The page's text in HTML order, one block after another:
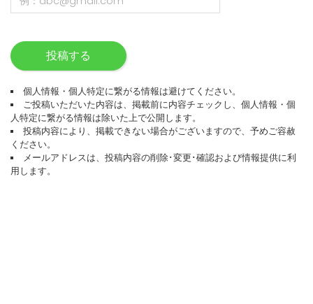
投稿する
個人情報・個人特定に繋がる情報は避けてください。
ご投稿いただいた内容は、掲載前に内容チェックし、個人情報・個
人特定に繋がる情報は除いた上で公開します。
投稿内容により、掲載できない場合がございますので、予めご容赦
ください。
メールアドレスは、投稿内容の削除･変更･確認および情報提供に利
用します。